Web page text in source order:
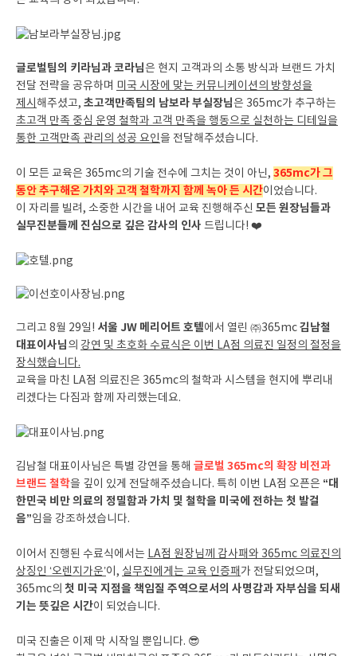
글로벌팀의 키라님과 코라님은 현지 고객과의 소통 방식과 브랜드 가치
전달 전략을 공유하며 미국 시장에 맞는 커뮤니케이션의 방향성을
제시 해주셨고, 초고객만족팀의 남보라 부실장님은 365mc가 추구하는
초고객 만족 중심 운영 철학과 고객 만족을 행동으로 실천하는 디테일을
통한 고객만족 관리의 성공 요인을 전달해주셨습니다.
이 모든 교육은 365mc의 기술 전수에 그치는 것이 아닌, 365mc가 그
동안 추구해온 가치와 고객 철학까지 함께 녹아 든 시간이었습니다.
이 자리를 빌려, 소중한 시간을 내어 교육 진행해주신 모든 원장님들과
실무진분들께 진심으로 깊은 감사의 인사 드립니다! ❤️
그리고 8월 29일! 서울 JW 메리어트 호텔에서 열린 ㈜365mc김남철
대표이사님의 강연 및 초호화 수료식은 이번 LA점 의료진 일정의 절정을
장식했습니다.
교육을 마친 LA점 의료진은 365mc의 철학과 시스템을 현지에 뿌리내
리겠다는 다짐과 함께 자리했는데요.
김남철 대표이사님은 특별 강연을 통해 글로벌 365mc의 확장 비전과
브랜드 철학을 깊이 있게 전달해주셨습니다. 특히 이번 LA점 오픈은 “대
한민국 비만 의료의 정밀함과 가치 및 철학을 미국에 전하는 첫 발걸
음”임을 강조하셨습니다.
이어서 진행된 수료식에서는 LA점 원장님께 감사패와 365mc 의료진의
상징인 ‘오렌지가운’이, 실무진에게는 교육 인증패 가 전달되었으며,
365mc의 첫 미국 지점을 책임질 주역으로서의 사명감과 자부심을 되새
기는 뜻깊은 시간이 되었습니다.
미국 진출은 이제 막 시작일 뿐입니다. 😎